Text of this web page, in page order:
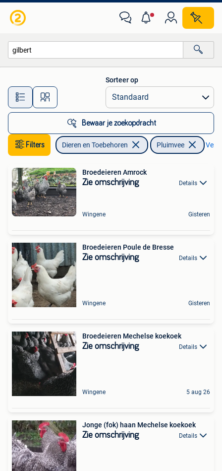
Alle afstanden…
Sorteer op
Bewaar je zoekopdracht
Filters Dieren en Toebehoren Pluimvee
Broedeieren Amrock
Zie omschrijving Details
Wingene Gisteren
Broedeieren Poule de Bresse
Zie omschrijving Details
Wingene Gisteren
Broedeieren Mechelse koekoek
Zie omschrijving Details
Wingene 5 aug 26
Jonge (fok) haan Mechelse koekoek
Zie omschrijving Details